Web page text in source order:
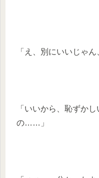
「え、別にいいじゃ
「いいから、恥ずか
の……」